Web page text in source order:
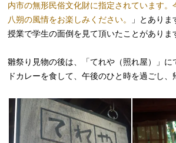
内市の無形民俗文化財に指定されています。
八朔の風情をお楽しみください。
」とあり
授業で学生の面倒を見て頂いたことがありま
雛祭り見物の後は、「てれや（照れ屋）」に
ドカレーを食して、午後のひと時を過ごし、